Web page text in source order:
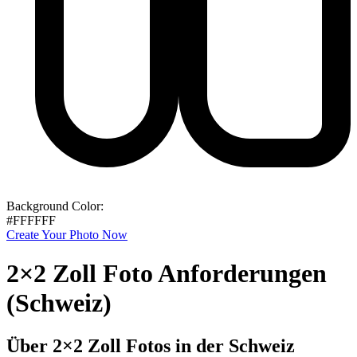
Background Color:
#FFFFFF
Create Your Photo Now
2×2 Zoll Foto Anforderungen
(Schweiz)
Über 2×2 Zoll Fotos in der Schweiz